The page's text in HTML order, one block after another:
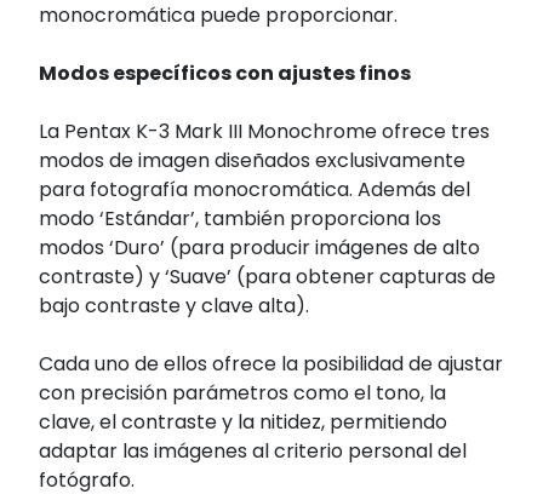
monocromática puede proporcionar.
Modos específicos con ajustes finos
La Pentax K-3 Mark III Monochrome ofrece tres
modos de imagen diseñados exclusivamente
para fotografía monocromática. Además del
modo ‘Estándar’, también proporciona los
modos ‘Duro’ (para producir imágenes de alto
contraste) y ‘Suave’ (para obtener capturas de
bajo contraste y clave alta).
Cada uno de ellos ofrece la posibilidad de ajustar
con precisión parámetros como el tono, la
clave, el contraste y la nitidez, permitiendo
adaptar las imágenes al criterio personal del
fotógrafo.